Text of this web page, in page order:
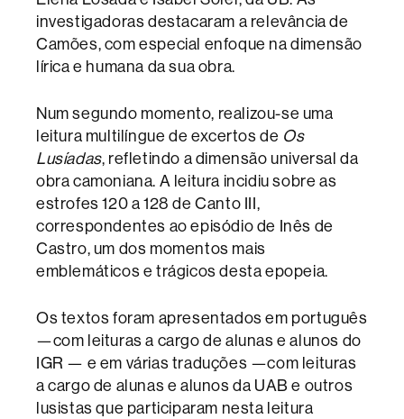
investigadoras destacaram a relevância de
Camões, com especial enfoque na dimensão
lírica e humana da sua obra.
Num segundo momento, realizou-se uma
leitura multilíngue de excertos de Os
Lusíadas, refletindo a dimensão universal da
obra camoniana. A leitura incidiu sobre as
estrofes 120 a 128 de Canto III,
correspondentes ao episódio de Inês de
Castro, um dos momentos mais
emblemáticos e trágicos desta epopeia.
Os textos foram apresentados em português
—com leituras a cargo de alunas e alunos do
IGR — e em várias traduções —com leituras
a cargo de alunas e alunos da UAB e outros
lusistas que participaram nesta leitura